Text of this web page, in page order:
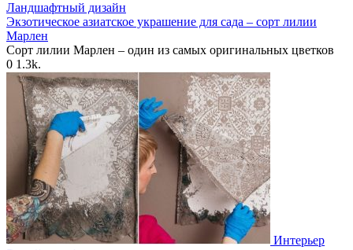
Ландшафтный дизайн
Экзотическое азиатское украшение для сада – сорт лилии
Марлен
Сорт лилии Марлен – один из самых оригинальных цветков
0 1.3k.
Интерьер